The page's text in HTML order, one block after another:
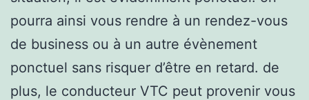
pourra ainsi vous rendre à un rendez-vous
de business ou à un autre évènement
ponctuel sans risquer d’être en retard. de
plus, le conducteur VTC peut provenir vous